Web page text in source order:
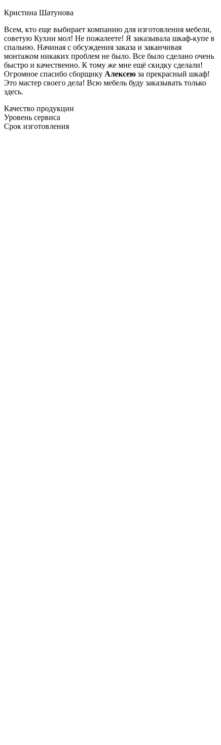
Кристина Шатунова
Всем, кто еще выбирает компанию для изготовления мебели,
советую Кухни мол! Не пожалеете! Я заказывала шкаф-купе в
спальню. Начиная с обсуждения заказа и заканчивая
монтажом никаких проблем не было. Все было сделано очень
быстро и качественно. К тому же мне ещё скидку сделали!
Огромное спасибо сборщику Алексею за прекрасный шкаф!
Это мастер своего дела! Всю мебель буду заказывать только
здесь.
Качество продукции
Уровень сервиса
Срок изготовления